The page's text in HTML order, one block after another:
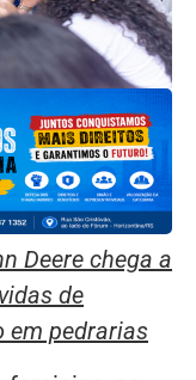
Deere chega a
de
em pedrarias